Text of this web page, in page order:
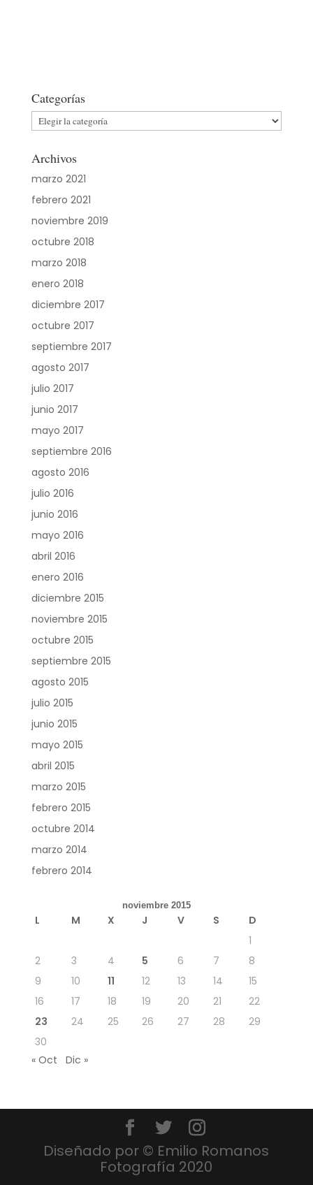
Categorías
Categorías
Archivos
marzo 2021
febrero 2021
noviembre 2019
octubre 2018
marzo 2018
enero 2018
diciembre 2017
octubre 2017
septiembre 2017
agosto 2017
julio 2017
junio 2017
mayo 2017
septiembre 2016
agosto 2016
julio 2016
junio 2016
mayo 2016
abril 2016
enero 2016
diciembre 2015
noviembre 2015
octubre 2015
septiembre 2015
agosto 2015
julio 2015
junio 2015
mayo 2015
abril 2015
marzo 2015
febrero 2015
octubre 2014
marzo 2014
febrero 2014
noviembre 2015
L M X J V S
D
1
2
3 4 5 6 7
8
9
10 11 12 13 14
15
16
17 18 19 20 21
22
23
24 25 26 27 28
29
30
« Oct
Dic »
Diseñado por © Emilio Romanos
Fotografía 2020